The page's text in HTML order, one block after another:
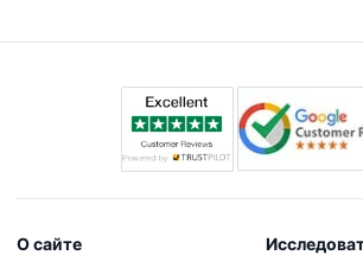
наслаждаться интерактивными
О сайте